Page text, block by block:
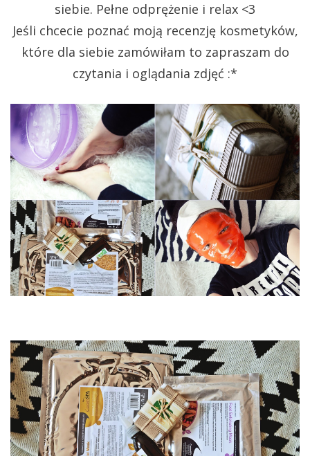
siebie. Pełne odprężenie i relax <3
Jeśli chcecie poznać moją recenzję kosmetyków,
które dla siebie zamówiłam to zapraszam do
czytania i oglądania zdjęć :*